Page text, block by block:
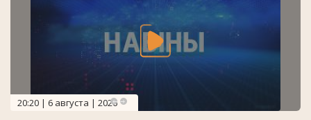
20:20 | 6 августа | 2026